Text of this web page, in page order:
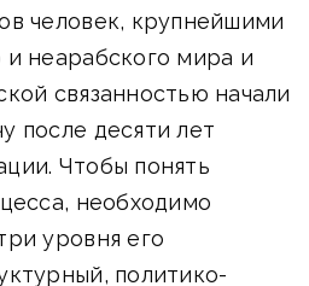
человек, крупнейшими
неарабского мира и
связанностью начали
после десяти лет
Чтобы понять
необходимо
уровня его
политико-